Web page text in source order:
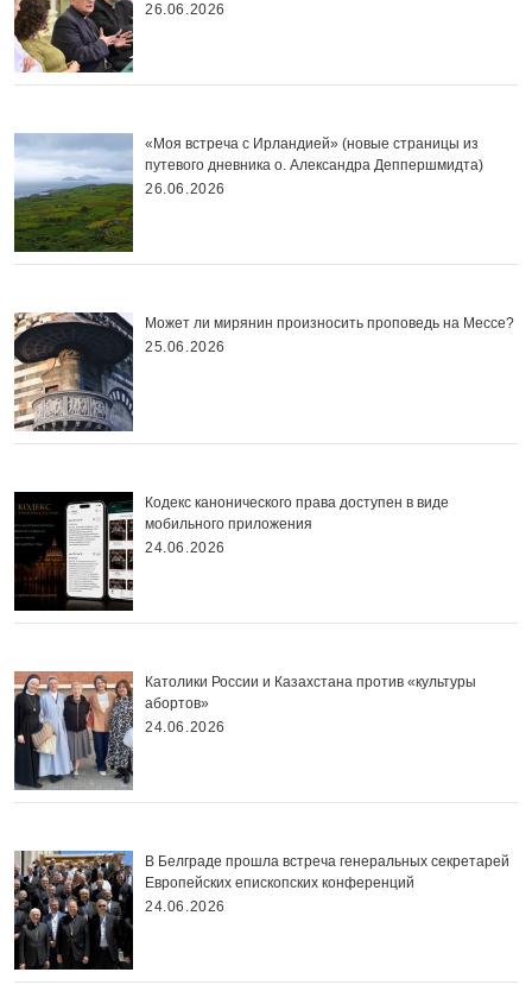
26.06.2026
«Моя встреча с Ирландией» (новые страницы из
путевого дневника о. Александра Деппершмидта)
26.06.2026
Может ли мирянин произносить проповедь на Мессе?
25.06.2026
Кодекс канонического права доступен в виде
мобильного приложения
24.06.2026
Католики России и Казахстана против «культуры
абортов»
24.06.2026
В Белграде прошла встреча генеральных секретарей
Европейских епископских конференций
24.06.2026